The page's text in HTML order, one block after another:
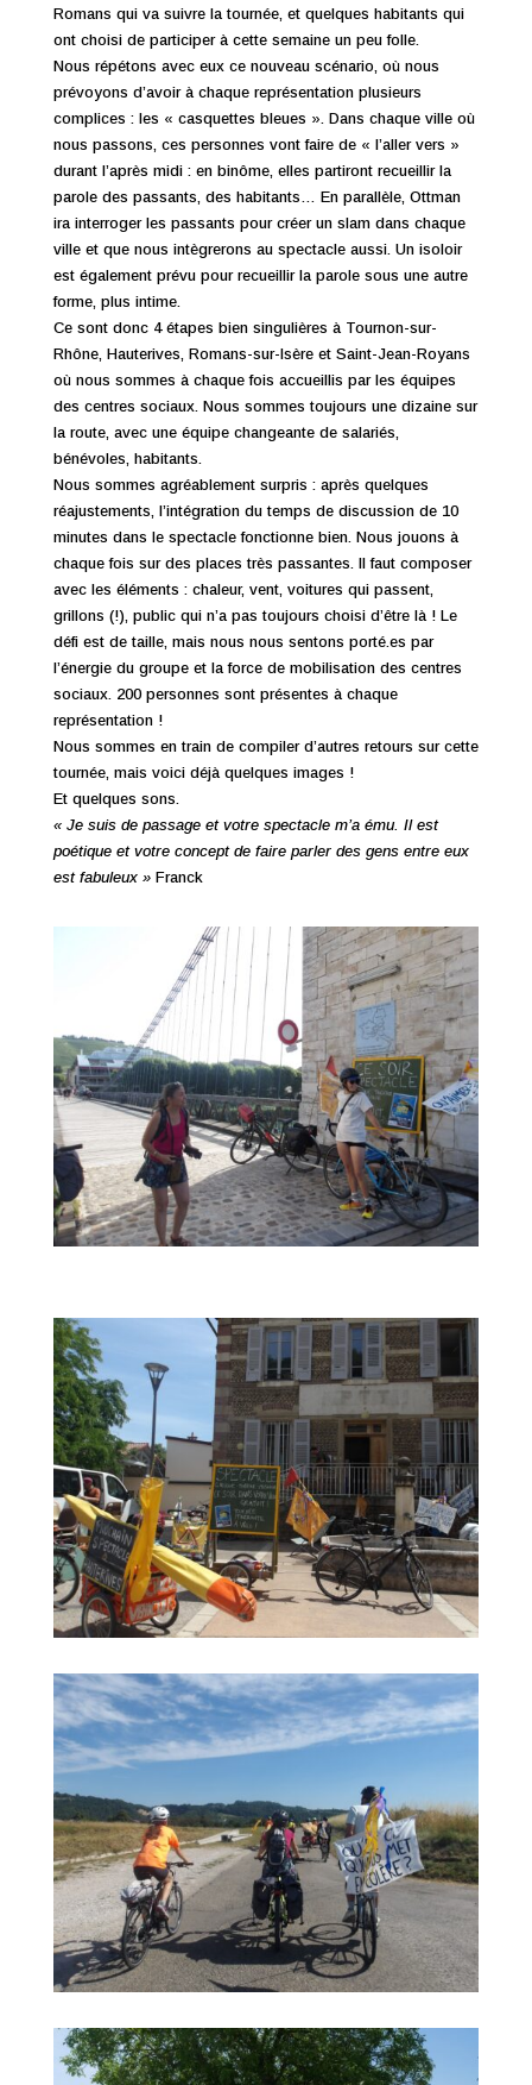
Romans qui va suivre la tournée, et quelques habitants qui
ont choisi de participer à cette semaine un peu folle.
Nous répétons avec eux ce nouveau scénario, où nous
prévoyons d’avoir à chaque représentation plusieurs
complices : les « casquettes bleues ». Dans chaque ville où
nous passons, ces personnes vont faire de « l’aller vers »
durant l’après midi : en binôme, elles partiront recueillir la
parole des passants, des habitants… En parallèle, Ottman
ira interroger les passants pour créer un slam dans chaque
ville et que nous intègrerons au spectacle aussi. Un isoloir
est également prévu pour recueillir la parole sous une autre
forme, plus intime.
Ce sont donc 4 étapes bien singulières à Tournon-sur-
Rhône, Hauterives, Romans-sur-Isère et Saint-Jean-Royans
où nous sommes à chaque fois accueillis par les équipes
des centres sociaux. Nous sommes toujours une dizaine sur
la route, avec une équipe changeante de salariés,
bénévoles, habitants.
Nous sommes agréablement surpris : après quelques
réajustements, l’intégration du temps de discussion de 10
minutes dans le spectacle fonctionne bien. Nous jouons à
chaque fois sur des places très passantes. Il faut composer
avec les éléments : chaleur, vent, voitures qui passent,
grillons (!), public qui n’a pas toujours choisi d’être là ! Le
défi est de taille, mais nous nous sentons porté.es par
l’énergie du groupe et la force de mobilisation des centres
sociaux. 200 personnes sont présentes à chaque
représentation !
Nous sommes en train de compiler d’autres retours sur cette
tournée, mais voici déjà quelques images !
Et quelques sons.
« Je suis de passage et votre spectacle m’a ému. Il est
poétique et votre concept de faire parler des gens entre eux
est fabuleux »Franck